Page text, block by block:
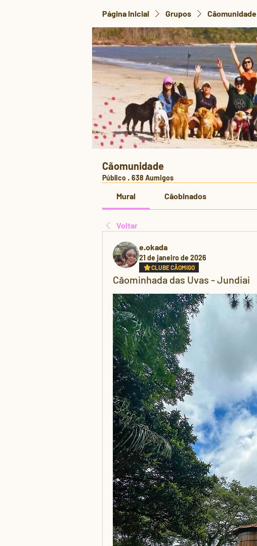
Página Inicial Grupos Cãomunidade
Cãomunidade
Público · 638 Aumigos
Mural Cãobinados
Voltar
e.okada
21 de janeiro de 2026
CLUBE CÃOMIGO
Cãominhada das Uvas - Jundiai